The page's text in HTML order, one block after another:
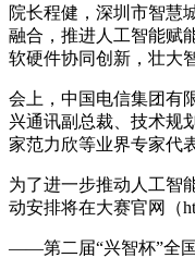
院长程健，深圳市智慧
融合，推进人工智能赋
软硬件协同创新，壮大
会上，中国电信集团有
兴通讯副总裁、技术规
家范力欣等业界专家代
为了进一步推动人工智
动安排将在大赛官网（
——第二届“兴智杯”全